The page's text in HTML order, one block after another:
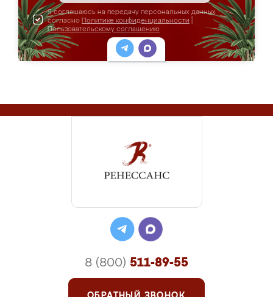
Я соглашаюсь на передачу персональных данных
согласно Политике конфиденциальности
Пользовательскому соглашению
8 (800) 511-89-55